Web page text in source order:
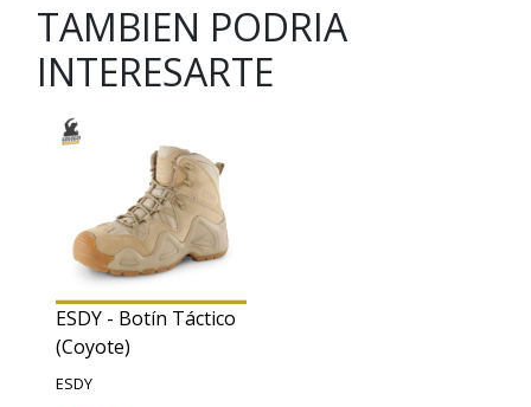
TAMBIEN PODRIA
INTERESARTE
ESDY - Botín Táctico
(Coyote)
ESDY